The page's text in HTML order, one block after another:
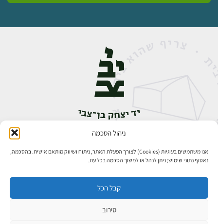
ניהול הסכמה
אנו משתמשים בעוגיות (Cookies) לצורך הפעלת האתר, ניתוח ושיווק מותאם אישית. בהסכמה,
נאסוף נתוני שימוש; ניתן לנהל או למשוך הסכמה בכל עת.
קבל הכל
סירוב
אבן גבירול 14, רחביה, ירושלים